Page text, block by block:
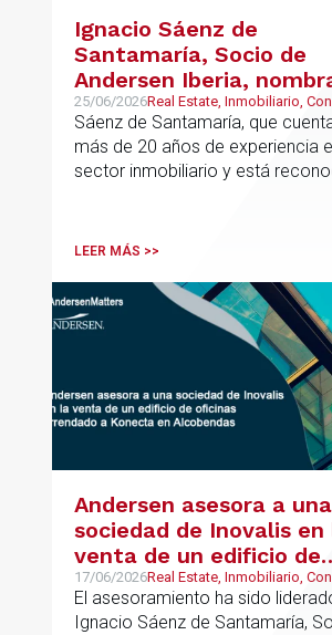
Ignacio Sáenz de
Santamaría, Socio de
Andersen Iberia,
director europeo de
Inmobiliario de
25/06/2026Real Estate, Inmobiliario,
y Urbanismo
Sáenz de Santamaría, que
más de 20 años de experiencia
sector inmobiliario y está
codirigirá el EU Real Estate
UK.
LEER MÁS >>
Andersen asesora a una
sociedad de Inovalis en
venta de un edificio de
oficinas arrendado a
en Alcobendas
17/06/2026Real Estate, Inmobiliario,
y Urbanismo
El asesoramiento ha sido
Ignacio Sáenz de Santamaría,